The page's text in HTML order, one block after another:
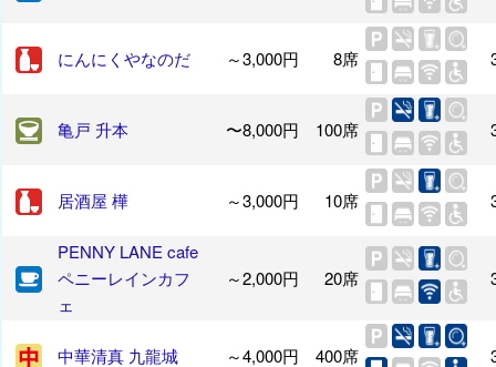
にんにくやなのだ ～3,000円 8席
亀戸 升本 〜8,000円 100席
居酒屋 樺 ～3,000円 10席
PENNY LANE cafe
ペニーレインカフ
ェ
～2,000円 20席
中華清真 九龍城 ～4,000円 400席